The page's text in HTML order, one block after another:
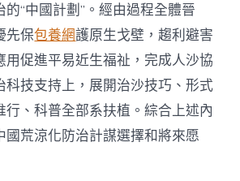
“中國計劃”。經由過程全體晉
先保包養網護原生戈壁，趨利避害
用促進平易近生福祉，完成人沙協
科技支持上，展開治沙技巧、形式
行、科普全部系扶植。綜合上述內
國荒涼化防治計謀選擇和將來愿